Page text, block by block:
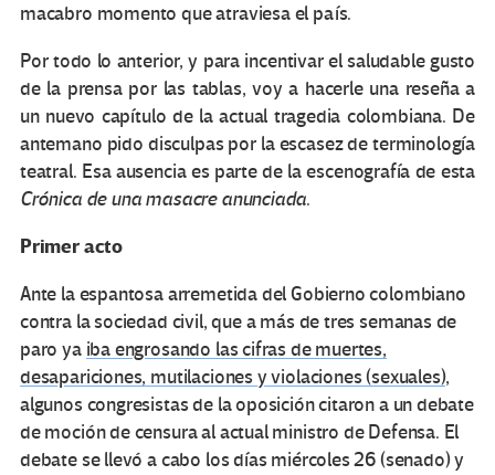
macabro momento que atraviesa el país.
Por todo lo anterior, y para incentivar el saludable gusto
de la prensa por las tablas, voy a hacerle una reseña a
un nuevo capítulo de la actual tragedia colombiana. De
antemano pido disculpas por la escasez de terminología
teatral. Esa ausencia es parte de la escenografía de esta
Crónica de una masacre anunciada.
Primer acto
Ante la espantosa arremetida del Gobierno colombiano
contra la sociedad civil, que a más de tres semanas de
paro ya iba engrosando las cifras de muertes,
desapariciones, mutilaciones y violaciones (sexuales),
algunos congresistas de la oposición citaron a un debate
de moción de censura al actual ministro de Defensa. El
debate se llevó a cabo los días miércoles 26 (senado) y